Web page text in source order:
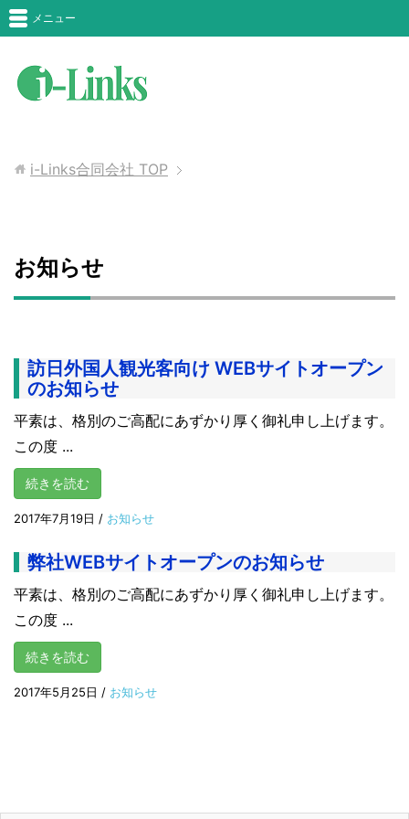
メニュー
i-Links合同会社 TOP
お知らせ
訪日外国人観光客向け WEBサイトオープン
のお知らせ
平素は、格別のご高配にあずかり厚く御礼申し上げます。
この度 ...
続きを読む
2017年7月19日 / お知らせ
弊社WEBサイトオープンのお知らせ
平素は、格別のご高配にあずかり厚く御礼申し上げます。
この度 ...
続きを読む
2017年5月25日 / お知らせ